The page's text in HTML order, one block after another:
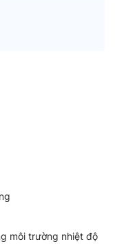
môi trường nhiệt độ